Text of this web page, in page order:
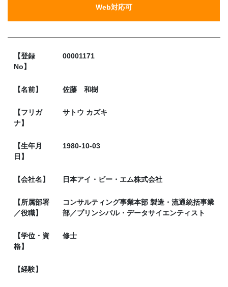
Web対応可
【登録
No】
00001171
【名前】 佐藤 和樹
【フリガ
ナ】
サトウ カズキ
【生年月
日】
1980-10-03
【会社名】 日本アイ・ビー・エム株式会社
【所属部署
／役職】
コンサルティング事業本部 製造・流通統括事業
部／プリンシパル・データサイエンティスト
【学位・資
格】
修士
【経験】